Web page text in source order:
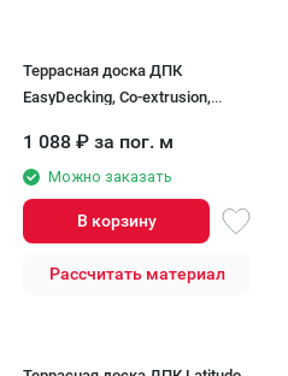
Террасная доска ДПК
EasyDecking, Co-extrusion,
1 088 ₽ за пог. м
Можно заказать
В корзину
Рассчитать материал